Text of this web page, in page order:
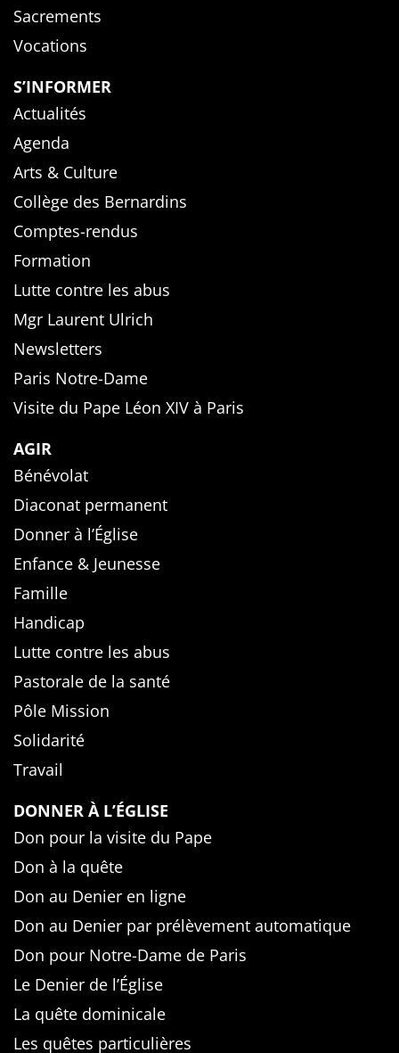
Sacrements
Vocations
S’INFORMER
Actualités
Agenda
Arts & Culture
Collège des Bernardins
Comptes-rendus
Formation
Lutte contre les abus
Mgr Laurent Ulrich
Newsletters
Paris Notre-Dame
Visite du Pape Léon XIV à Paris
AGIR
Bénévolat
Diaconat permanent
Donner à l’Église
Enfance & Jeunesse
Famille
Handicap
Lutte contre les abus
Pastorale de la santé
Pôle Mission
Solidarité
Travail
DONNER À L’ÉGLISE
Don pour la visite du Pape
Don à la quête
Don au Denier en ligne
Don au Denier par prélèvement automatique
Don pour Notre-Dame de Paris
Le Denier de l’Église
La quête dominicale
Les quêtes particulières